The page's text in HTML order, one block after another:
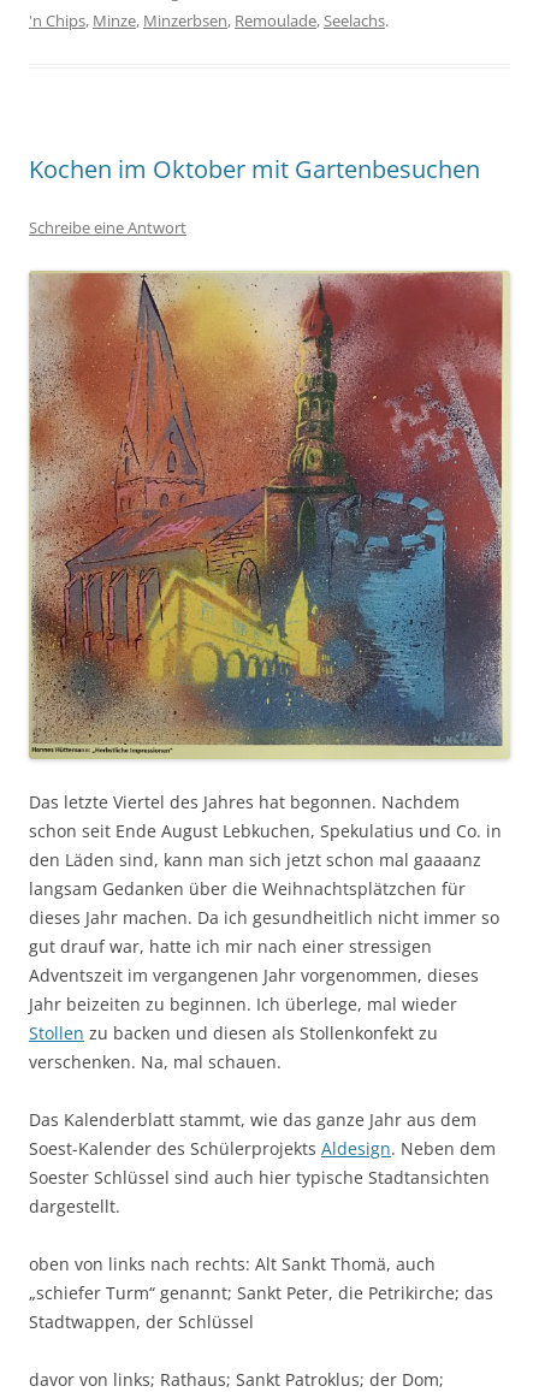
'n Chips, Minze, Minzerbsen, Remoulade,Seelachs.
Kochen im Oktober mit Gartenbesuchen
Schreibe eine Antwort
Das letzte Viertel des Jahres hat begonnen. Nachdem
schon seit Ende August Lebkuchen, Spekulatius und Co. in
den Läden sind, kann man sich jetzt schon mal gaaaanz
langsam Gedanken über die Weihnachtsplätzchen für
dieses Jahr machen. Da ich gesundheitlich nicht immer so
gut drauf war, hatte ich mir nach einer stressigen
Adventszeit im vergangenen Jahr vorgenommen, dieses
Jahr beizeiten zu beginnen. Ich überlege, mal wieder
Stollen zu backen und diesen als Stollenkonfekt zu
verschenken. Na, mal schauen.
Das Kalenderblatt stammt, wie das ganze Jahr aus dem
Soest-Kalender des Schülerprojekts Aldesign. Neben dem
Soester Schlüssel sind auch hier typische Stadtansichten
dargestellt.
oben von links nach rechts: Alt Sankt Thomä, auch
„schiefer Turm“ genannt; Sankt Peter, die Petrikirche; das
Stadtwappen, der Schlüssel
davor von links; Rathaus; Sankt Patroklus; der Dom;